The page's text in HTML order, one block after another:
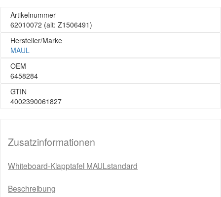
Artikelnummer
62010072 (alt: Z1506491)
Hersteller/Marke
MAUL
OEM
6458284
GTIN
4002390061827
Zusatzinformationen
Whiteboard-Klapptafel MAULstandard
Beschreibung